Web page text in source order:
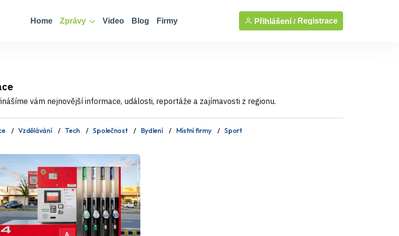
Home Zprávy Video Blog Firmy Přihlášení / Registrace
vám nejnovější informace, události, reportáže a zajímavosti z regionu.
Vzdělávání Tech Společnost Bydlení Místní firmy Sport